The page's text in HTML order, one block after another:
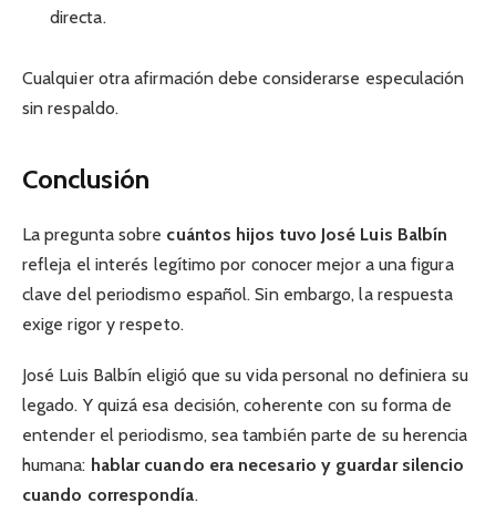
directa.
Cualquier otra afirmación debe considerarse especulación
sin respaldo.
Conclusión
La pregunta sobre cuántos hijos tuvo José Luis Balbín
refleja el interés legítimo por conocer mejor a una figura
clave del periodismo español. Sin embargo, la respuesta
exige rigor y respeto.
José Luis Balbín eligió que su vida personal no definiera su
legado. Y quizá esa decisión, coherente con su forma de
entender el periodismo, sea también parte de su herencia
humana: hablar cuando era necesario y guardar silencio
cuando correspondía.